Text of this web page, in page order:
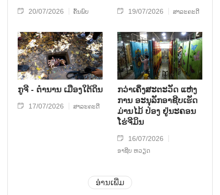
20/07/2026 ຄົ້ນພົບ 19/07/2026 ສາລະຄະດີ
ກູຈີ - ຕໍານານ ເມືອງໃຕ້ດິນ
17/07/2026 ສາລະຄະດີ
ກວ່າເຄິ່ງສະຕະວັດ ແຫ່ງ
ການ ອະນຸລັກອາຊີບເຮັດ
ມ່ານໄມ້ ປ່ອງ ຢູ່ນະຄອນ
ໂຮ່ຈີມິນ
16/07/2026
ອາຊີບ ຫວຽດ
ອ່ານເພີ່ມ